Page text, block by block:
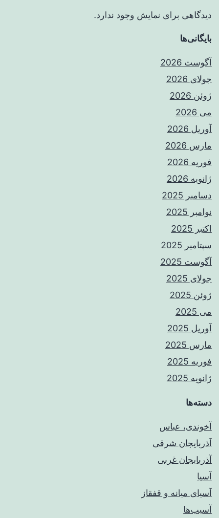
دیدگاهی برای نمایش وجود ندارد.
بایگانی‌ها
آگوست 2026
جولای 2026
ژوئن 2026
می 2026
آوریل 2026
مارس 2026
فوریه 2026
ژانویه 2026
دسامبر 2025
نوامبر 2025
اکتبر 2025
سپتامبر 2025
آگوست 2025
جولای 2025
ژوئن 2025
می 2025
آوریل 2025
مارس 2025
فوریه 2025
ژانویه 2025
دسته‌ها
آخوندی، عباس
آذربایجان شرقی
آذربایجان غربی
آسیا
آسیای میانه و قفقاز
آسیب‌ها